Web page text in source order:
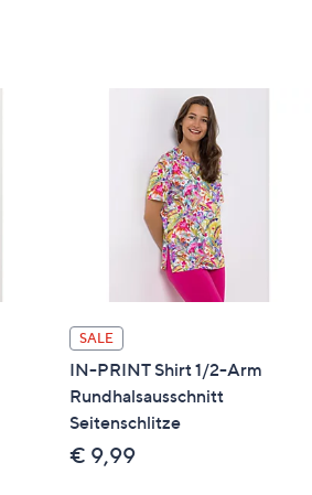
SALE
IN-PRINT Shirt 1/2-Arm
Rundhalsausschnitt
Seitenschlitze
€ 9,99